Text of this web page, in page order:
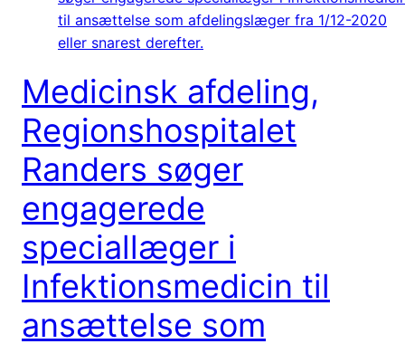
Medicinsk afdeling,
Regionshospitalet
Randers søger
engagerede
speciallæger i
Infektionsmedicin til
ansættelse som